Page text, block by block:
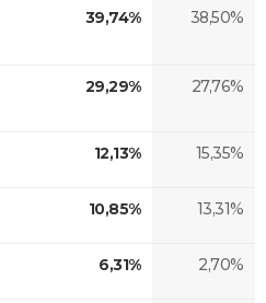
39,74% 38,50%
29,29% 27,76%
12,13% 15,35%
10,85% 13,31%
6,31% 2,70%